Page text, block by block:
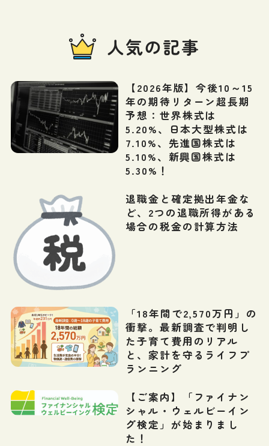
人気の記事
【2026年版】今後10～15
年の期待リターン超長期
予想：世界株式は
5.20%、日本大型株式は
7.10%、先進国株式は
5.10%、新興国株式は
5.30%！
退職金と確定拠出年金な
ど、2つの退職所得がある
場合の税金の計算方法
「18年間で2,570万円」の
衝撃。最新調査で判明し
た子育て費用のリアル
と、家計を守るライフプ
ランニング
【ご案内】「ファイナン
シャル・ウェルビーイン
グ検定」が始まりまし
た！